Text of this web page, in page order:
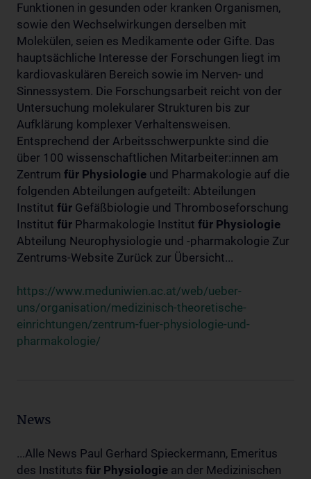
Funktionen in gesunden oder kranken Organismen,
sowie den Wechselwirkungen derselben mit
Molekülen, seien es Medikamente oder Gifte. Das
hauptsächliche Interesse der Forschungen liegt im
kardiovaskulären Bereich sowie im Nerven- und
Sinnessystem. Die Forschungsarbeit reicht von der
Untersuchung molekularer Strukturen bis zur
Aufklärung komplexer Verhaltensweisen.
Entsprechend der Arbeitsschwerpunkte sind die
über 100 wissenschaftlichen Mitarbeiter:innen am
Zentrum für Physiologie und Pharmakologie auf die
folgenden Abteilungen aufgeteilt: Abteilungen
Institut für Gefäßbiologie und Thromboseforschung
Institut für Pharmakologie Institut für Physiologie
Abteilung Neurophysiologie und -pharmakologie Zur
Zentrums-Website Zurück zur Übersicht...
https://www.meduniwien.ac.at/web/ueber-
uns/organisation/medizinisch-theoretische-
einrichtungen/zentrum-fuer-physiologie-und-
pharmakologie/
News
...Alle News Paul Gerhard Spieckermann, Emeritus
des Instituts für Physiologie an der Medizinischen